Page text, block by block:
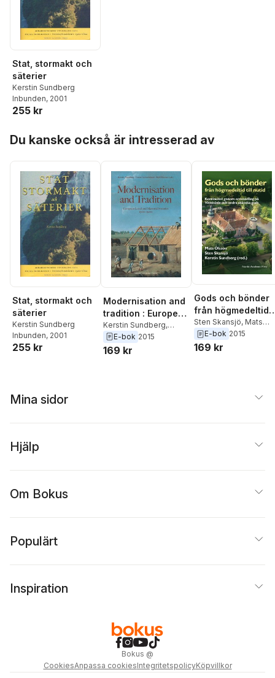
Stat, stormakt och
säterier
Kerstin Sundberg
Inbunden, 2001
255 kr
Du kanske också är intresserad av
Stat, stormakt och
säterier
Kerstin Sundberg
Inbunden, 2001
255 kr
Modernisation and
tradition : European
local and manorial
societies
Kerstin Sundberg,
Tomas Germundsson
Kjell Hansen
E-bok 2015
169 kr
Gods och bönder
från högmedeltid
till nutid :
kontinuitet genom
omvandling på
Sten Skansjö, Mats
Olsson,Kerstin
Sundberg
E-bok 2015
169 kr
Mina sidor
Hjälp
Om Bokus
Populärt
Inspiration
Bokus @
CookiesAnpassa cookiesIntegritetspolicyKöpvillkor